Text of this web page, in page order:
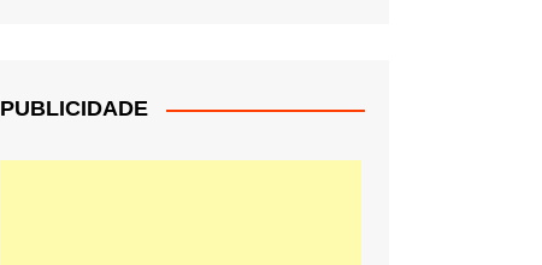
PUBLICIDADE